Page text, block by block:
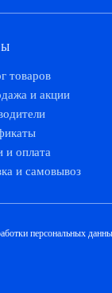
товаров
и акции
и оплата
и самовывоз
персональных